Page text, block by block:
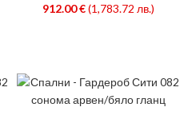
912.00€(1,783.72 лв.)